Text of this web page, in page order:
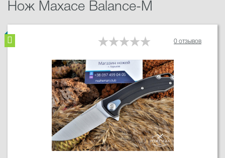
Нож Maxace Balance-M
0 отзывов